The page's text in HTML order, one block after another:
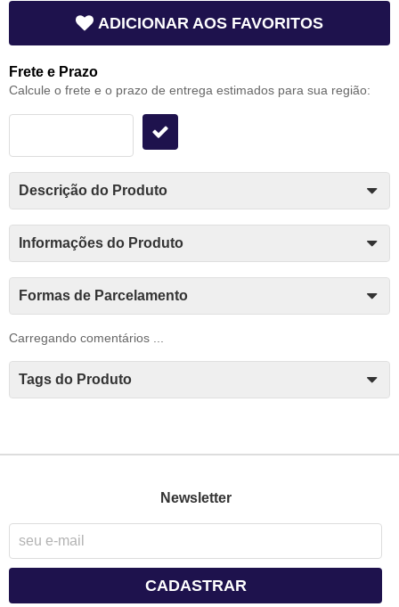
ADICIONAR AOS FAVORITOS
Frete e Prazo
Calcule o frete e o prazo de entrega estimados para sua região:
Descrição do Produto
Informações do Produto
Formas de Parcelamento
Carregando comentários ...
Tags do Produto
Newsletter
CADASTRAR